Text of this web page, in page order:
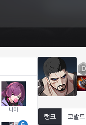
니아
랭크 코발트